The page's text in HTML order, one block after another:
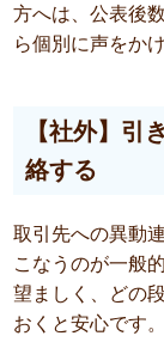
方へは、公表後
ら個別に声をか
【社外】引
絡する
取引先への異動
こなうのが一般
望ましく、どの
おくと安心です